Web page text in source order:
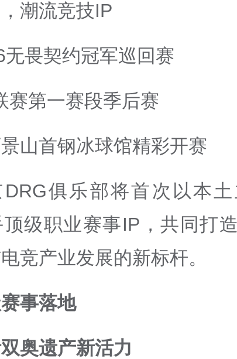
潮流竞技IP
无畏契约冠军巡回赛
赛第一赛段季后赛
山首钢冰球馆精彩开赛
俱乐部将首次以本
级职业赛事IP，共同打
竞产业发展的新标杆。
事落地
奥遗产新活力